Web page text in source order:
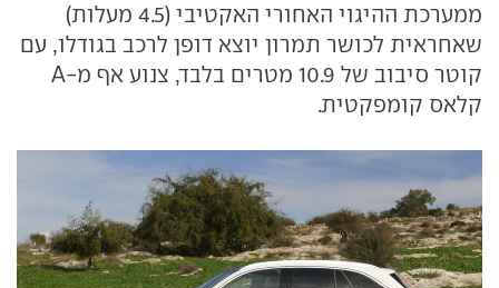
ממערכת ההיגוי האחורי האקטיבי (4.5 מעלות)
שאחראית לכושר תמרון יוצא דופן לרכב בגודלו, עם
קוטר סיבוב של 10.9 מטרים בלבד, צנוע אף מ-A
קלאס קומפקטית.